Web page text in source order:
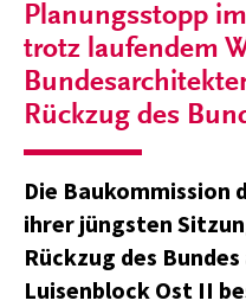
Planungsstopp
trotz laufendem
Rückzug des
Die Baukommission
ihrer jüngsten
Rückzug des
Luisenblock Ost II